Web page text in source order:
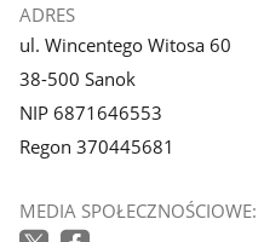
ADRES
ul. Wincentego Witosa 60
38-500 Sanok
NIP 6871646553
Regon 370445681
MEDIA SPOŁECZNOŚCIOWE: